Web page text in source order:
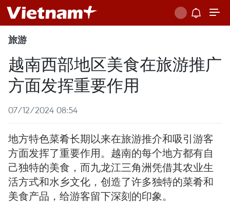
旅游
越南西部地区美食在旅游推广
方面发挥重要作用
07/12/2024 08:54
地方特色菜肴长期以来在旅游推介和吸引游客
方面发挥了重要作用。越南的每个地方都有自
己独特的美食，而九龙江三角洲凭借其农业生
活方式和水乡文化，创造了许多独特的菜肴和
美食产品，给游客留下深刻的印象。